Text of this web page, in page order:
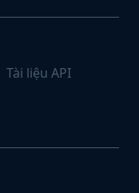
Tài liệu API